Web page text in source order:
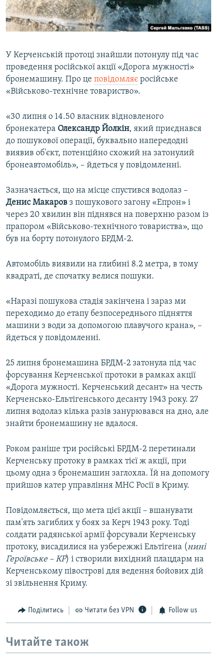
ВІДЕОУРОКИ «ELIFBE»
СВІДЧЕННЯ ОКУПАЦІЇ
ІНФОГРАФІКА
Русский
Qırımtatar
ДОЛУЧАЙСЯ!
У Керченській протоці знайшли потонулу під час
проведення російської акції «Дорога мужності»
бронемашину. Про це повідомляє російське
«Військово-технічне товариство».
«30 липня о 14.50 власник відновленого
бронекатера Олександр Йолкін, який приєднався
до пошукової операції, буквально напередодні
виявив об'єкт, потенційно схожий на затонулий
бронеавтомобіль», –​ йдеться у повідомленні.
Зазначається, що на місце спустився водолаз –​
Денис Макаров з пошукового загону «Епрон» і
через 20 хвилин він піднявся на поверхню разом із
прапором «Військово-технічного товариства», що
був на борту потонулого БРДМ-2.
Автомобіль виявили на глибині 8.2 метра, в тому
квадраті, де спочатку велися пошуки.
«Наразі пошукова стадія закінчена і зараз ми
переходимо до етапу безпосереднього підняття
машини з води за допомогою плавучого крана», –​
йдеться у повідомленні.
25 липня бронемашина БРДМ-2 затонула під час
форсування Керченської протоки в рамках акції
«Дорога мужності. Керченський десант» на честь
Керченсько-Ельтігенського десанту 1943 року. 27
липня водолаз кілька разів занурювався на дно, але
знайти бронемашину не вдалося.
Роком раніше три російські БРДМ-2 перетинали
Керченську протоку в рамках тієї ж акції, при
цьому одна з бронемашин заглохла. Їй на допомогу
прийшов катер управління МНС Росії в Криму.
Повідомляється, що мета цієї акції –​ вшанувати
пам'ять загиблих у боях за Керч 1943 року. Тоді
солдати радянської армії форсували Керченську
протоку, висадилися на узбережжі Ельтігена (нині
Героївське –​ КР) і створили вихідний плацдарм на
Керченському півострові для ведення бойових дій
зі звільнення Криму.
Поділитись Читати без VPN Follow us
Читайте також